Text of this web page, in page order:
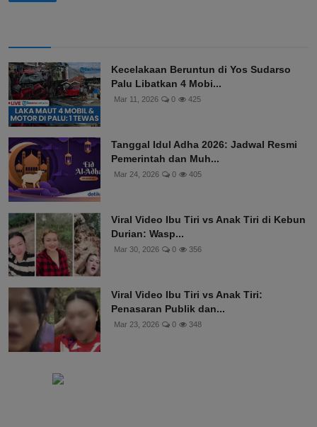
Kecelakaan Beruntun di Yos Sudarso
Palu Libatkan 4 Mobi...
Mar 11, 2026 0 425
Tanggal Idul Adha 2026: Jadwal Resmi
Pemerintah dan Muh...
Mar 24, 2026 0 405
Viral Video Ibu Tiri vs Anak Tiri di Kebun
Durian: Wasp...
Mar 30, 2026 0 356
Viral Video Ibu Tiri vs Anak Tiri:
Penasaran Publik dan...
Mar 23, 2026 0 348